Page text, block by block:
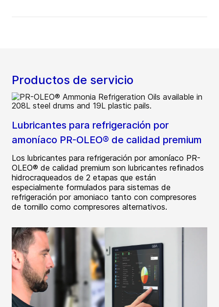
Productos de servicio
Lubricantes para refrigeración por
amoníaco PR-OLEO® de calidad premium
Los lubricantes para refrigeración por amoníaco PR-
OLEO® de calidad premium son lubricantes refinados
hidrocraqueados de 2 etapas que están
especialmente formulados para sistemas de
refrigeración por amoniaco tanto con compresores
de tornillo como compresores alternativos.